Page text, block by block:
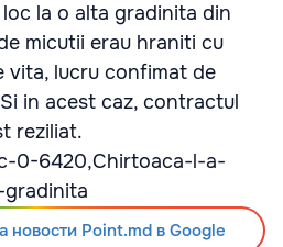
la o alta gradinita din
micutii erau hraniti cu
vita, lucru confimat de
in acest caz, contractul
reziliat.
0-6420,Chirtoaca-l-a-
новости Point.md в Google